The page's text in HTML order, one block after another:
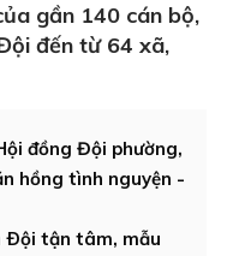
gần 140 cán bộ,
đến từ 64 xã,
đồng Đội phường,
hồng tình nguyện -
Ðội tận tâm, mẫu